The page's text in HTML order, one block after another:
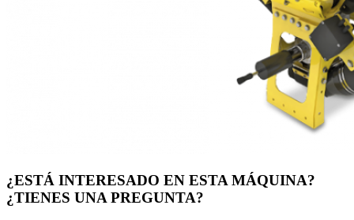
¿ESTÁ INTERESADO EN ESTA MÁQUINA?
¿TIENES UNA PREGUNTA?